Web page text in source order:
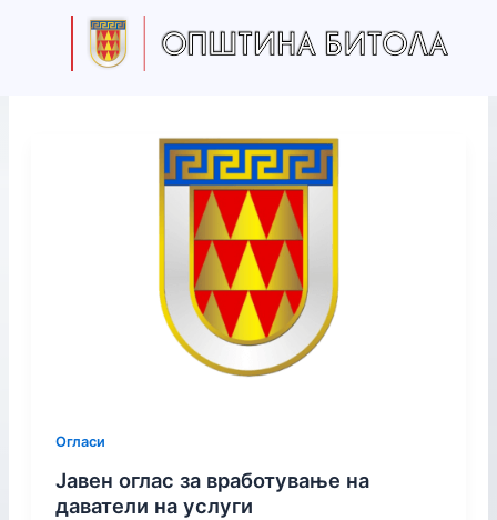
Огласи
Јавен оглас за вработување на
даватели на услуги